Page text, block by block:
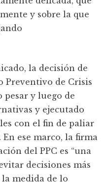
y sobre la que
la decisión de
Preventivo de Crisis
pesar y luego de
y ejecutado
con el fin de paliar
ese marco, la firma
del PPC es “una
decisiones más
medida de lo